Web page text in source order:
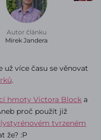
Autor článku
Mirek Jandera
už více času se věnovat
.
hmoty Victora Block a
proč použít již
tvrzeném
že? :P